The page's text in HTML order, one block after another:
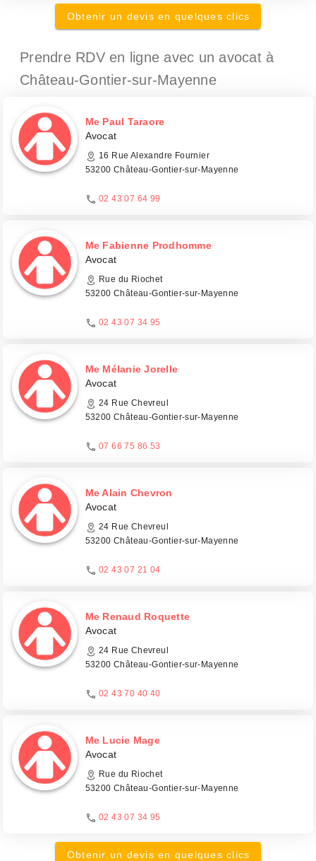
Obtenir un devis en quelques clics
Prendre RDV en ligne avec un avocat à
Château-Gontier-sur-Mayenne
Me Paul Taraore
Avocat
16 Rue Alexandre Fournier
53200 Château-Gontier-sur-Mayenne
02 43 07 64 99
Me Fabienne Prodhomme
Avocat
Rue du Riochet
53200 Château-Gontier-sur-Mayenne
02 43 07 34 95
Me Mélanie Jorelle
Avocat
24 Rue Chevreul
53200 Château-Gontier-sur-Mayenne
07 66 75 86 53
Me Alain Chevron
Avocat
24 Rue Chevreul
53200 Château-Gontier-sur-Mayenne
02 43 07 21 04
Me Renaud Roquette
Avocat
24 Rue Chevreul
53200 Château-Gontier-sur-Mayenne
02 43 70 40 40
Me Lucie Mage
Avocat
Rue du Riochet
53200 Château-Gontier-sur-Mayenne
02 43 07 34 95
Obtenir un devis en quelques clics